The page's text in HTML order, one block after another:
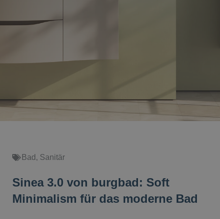
Bad , Sanitär
Sinea 3.0 von burgbad: Soft
Minimalism für das moderne Bad